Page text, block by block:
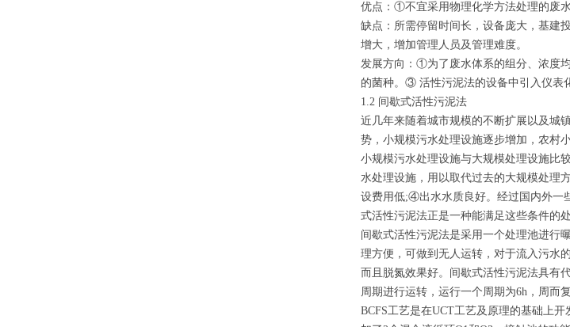
优点：①不宜采用物理化学方法处理的废
缺点：所需停留时间长，设备庞大，基建
增大，增加管理人员及管理难度。
发展方向：①为了废水体系的组分、浓度
的菌种。③ 活性污泥法的设备中引入仪表
1.2 间歇式活性污泥法
近几年来随着城市规模的不断扩展以及城
势，小规模污水处理设施逐步增加，农村
小规模污水处理设施与大规模处理设施比
水处理设施，用以取代过去的大规模处
设费用低;④出水水质良好。经过国内外一
式活性污泥法正是一种能满足这些条件的处
间歇式活性污泥法是采用一个处理池进行
理方便，可做到无人运转，对于流入污水
而且脱氮效果好。间歇式活性污泥法具有
周期进行运转，运行一个周期为6h，周而
BCFS工艺是在UCT工艺及原理的基础上